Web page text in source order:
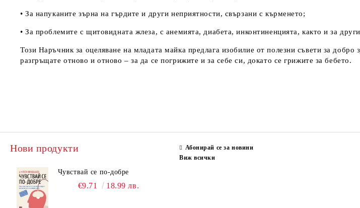
• За напуканите зърна на гърдите и други неприятности, свързани с кърменето;
• За проблемите с щитовидната жлеза, с анемията, диабета, инконтиненцията, както и за
Този Наръчник за оцеляване на младата майка предлага изобилие от полезни съвети за
разгръщате отново и отново – за да се погрижите и за себе си, докато се грижите за бебето.
Нови продукти
Чувствай се по-добре
€9.71 18.99 лв.
Абонирай се за новини
Виж всички